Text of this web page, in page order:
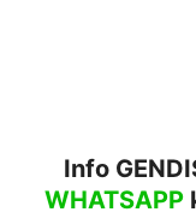
Info
WHATSAPP